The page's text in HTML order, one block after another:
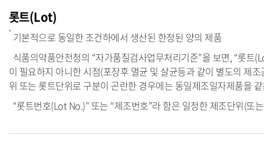
롯트(Lot)
기본적으로 동일한 조건하에서 생산된 한정된 양의 제품
식품의약품안전청의 “자가품질검사업무처리기준”을 보면, “롯
이 필요하지 아니한 시점(포장후 멸균 및 살균등과 같이 별도의 제
위 또는 롯트단위로 구분이 곤란한 경우에는 동일제조일자제품을
“롯트번호(Lot No.)” 또는 “제조번호”라 함은 일정한 제조단위(